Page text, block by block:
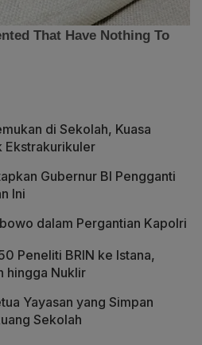
di Sekolah, Kuasa
Ekstrakurikuler
Gubernur BI Pengganti
Ini
dalam Pergantian Kapolri
Peneliti BRIN ke Istana,
hingga Nuklir
Yayasan yang Simpan
Sekolah